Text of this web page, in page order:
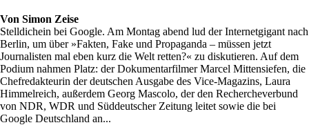
Von Simon Zeise
Stelldichein bei Google. Am Montag abend lud der Internetgigant nach
Berlin, um über »Fakten, Fake und Propaganda – müssen jetzt
Journalisten mal eben kurz die Welt retten?« zu diskutieren. Auf dem
Podium nahmen Platz: der Dokumentarfilmer Marcel Mittensiefen, die
Chefredakteurin der deutschen Ausgabe des Vice-Magazins, Laura
Himmelreich, außerdem Georg Mascolo, der den Rechercheverbund
von NDR, WDR und Süddeutscher Zeitung leitet sowie die bei
Google Deutschland an...